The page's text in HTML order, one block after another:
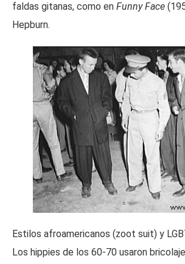
faldas gitanas, como en Funny Face
Hepburn.
Estilos afroamericanos (zoot suit) y
Los hippies de los 60-70 usaron